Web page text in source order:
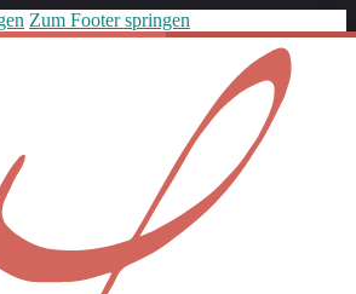
Zum Footer springen